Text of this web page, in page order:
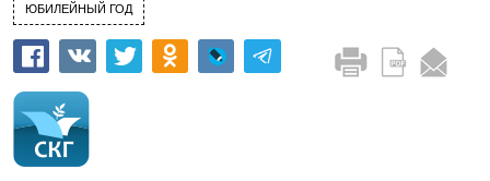
ЮБИЛЕЙНЫЙ ГОД